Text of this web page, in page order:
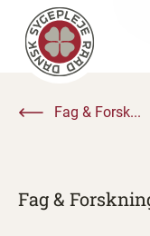
Fag & Forsk...
Fag &